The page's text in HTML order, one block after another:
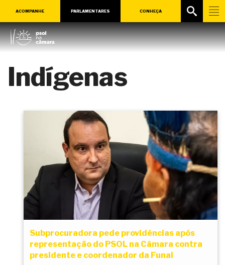
ACOMPANHE PARLAMENTARES CONHEÇA
Indígenas
Subprocuradora pede providências após
representação do PSOL na Câmara contra
presidente e coordenador da Funai